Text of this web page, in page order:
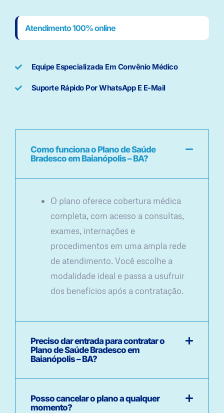
Atendimento 100% online
Equipe Especializada Em Convênio Médico
Suporte Rápido Por WhatsApp E E-Mail
Como funciona o Plano de Saúde
Bradesco em Baianópolis – BA?
O plano oferece cobertura médica
completa, com acesso a consultas,
exames, internações e
procedimentos em uma ampla rede
de atendimento. Você escolhe a
modalidade ideal e passa a usufruir
dos benefícios após a contratação.
Preciso dar entrada para contratar o
Plano de Saúde Bradesco em
Baianópolis – BA?
Posso cancelar o plano a qualquer
momento?